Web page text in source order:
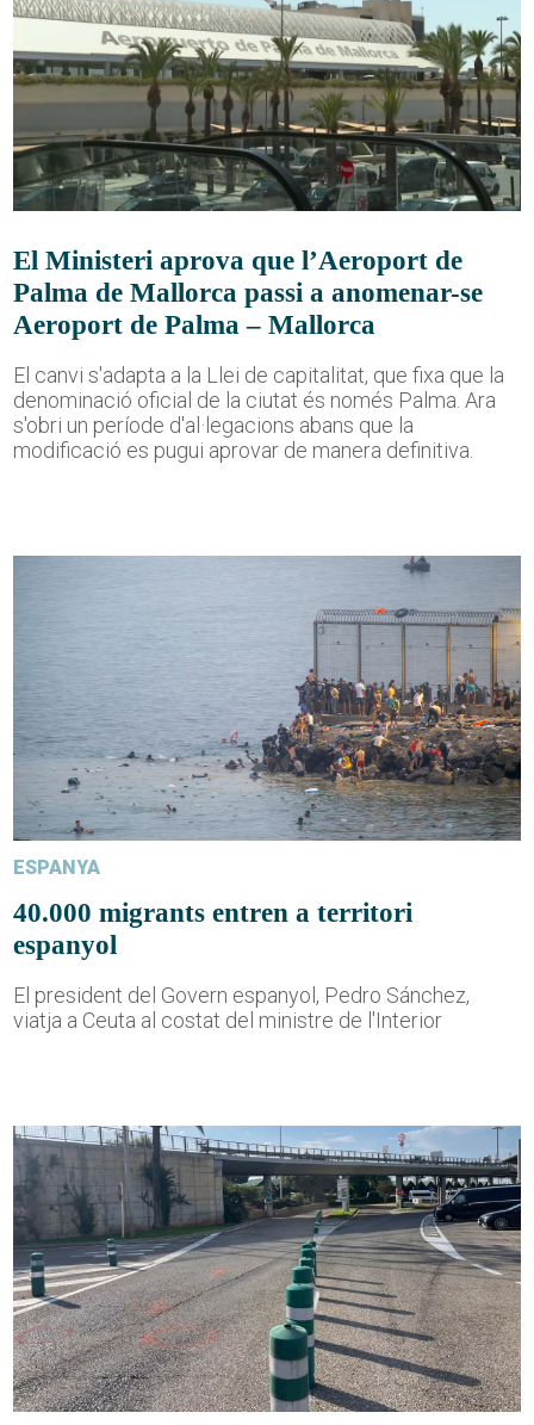
El Ministeri aprova que l’Aeroport de
Palma de Mallorca passi a anomenar-se
Aeroport de Palma – Mallorca
El canvi s'adapta a la Llei de capitalitat, que fixa que la
denominació oficial de la ciutat és només Palma. Ara
s'obri un període d'al·legacions abans que la
modificació es pugui aprovar de manera definitiva.
ESPANYA
40.000 migrants entren a territori
espanyol
El president del Govern espanyol, Pedro Sánchez,
viatja a Ceuta al costat del ministre de l'Interior